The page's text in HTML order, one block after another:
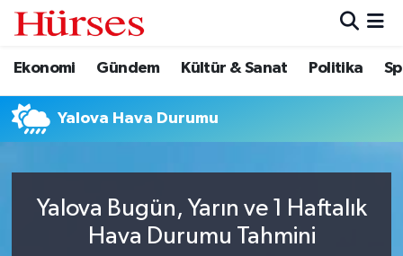
Ekonomi Gündem Kültür & Sanat Politika
Yalova Hava Durumu
Yalova Bugün, Yarın ve 1 Haftalık
Hava Durumu Tahmini
Ekonomi
Gündem
Politika
Hava Durumu
Trafik Durumu
Tüm Manşetler